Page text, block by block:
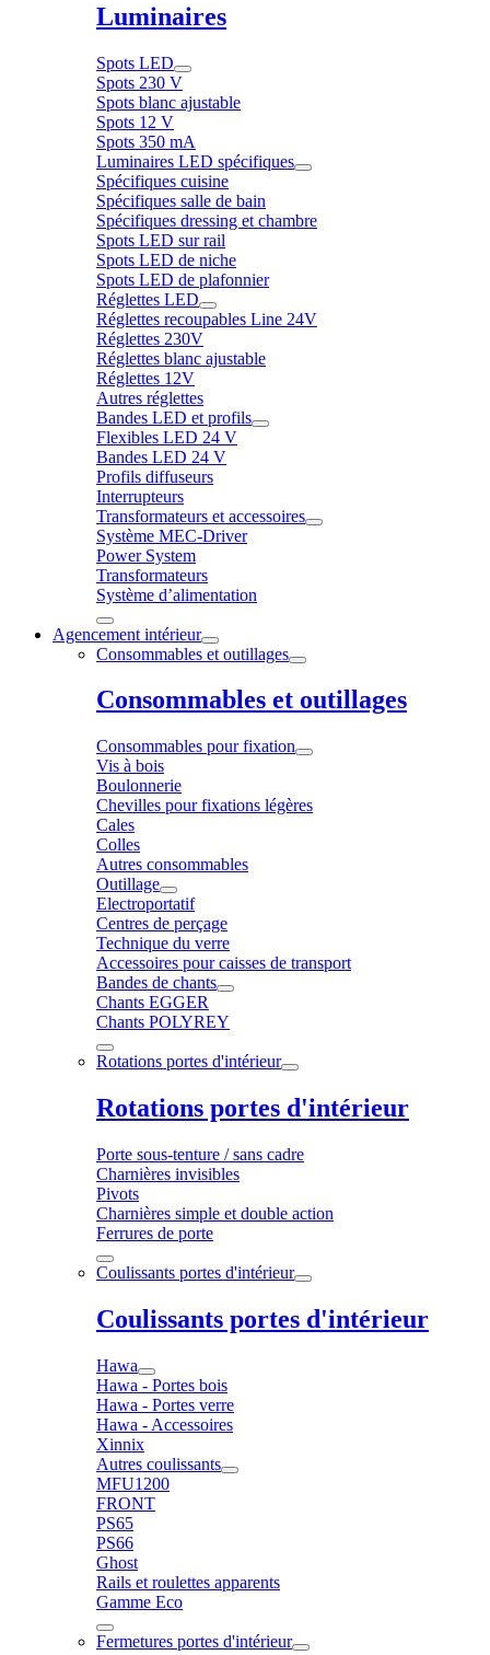
Luminaires
Spots LED
Spots 230 V
Spots blanc ajustable
Spots 12 V
Spots 350 mA
Luminaires LED spécifiques
Spécifiques cuisine
Spécifiques salle de bain
Spécifiques dressing et chambre
Spots LED sur rail
Spots LED de niche
Spots LED de plafonnier
Réglettes LED
Réglettes recoupables Line 24V
Réglettes 230V
Réglettes blanc ajustable
Réglettes 12V
Autres réglettes
Bandes LED et profils
Flexibles LED 24 V
Bandes LED 24 V
Profils diffuseurs
Interrupteurs
Transformateurs et accessoires
Système MEC-Driver
Power System
Transformateurs
Système d’alimentation
Agencement intérieur
Consommables et outillages
Consommables et outillages
Consommables pour fixation
Vis à bois
Boulonnerie
Chevilles pour fixations légères
Cales
Colles
Autres consommables
Outillage
Electroportatif
Centres de perçage
Technique du verre
Accessoires pour caisses de transport
Bandes de chants
Chants EGGER
Chants POLYREY
Rotations portes d'intérieur
Rotations portes d'intérieur
Porte sous-tenture / sans cadre
Charnières invisibles
Pivots
Charnières simple et double action
Ferrures de porte
Coulissants portes d'intérieur
Coulissants portes d'intérieur
Hawa
Hawa - Portes bois
Hawa - Portes verre
Hawa - Accessoires
Xinnix
Autres coulissants
MFU1200
FRONT
PS65
PS66
Ghost
Rails et roulettes apparents
Gamme Eco
Fermetures portes d'intérieur